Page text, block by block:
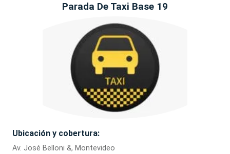
Parada De Taxi Base 19
Ubicación y cobertura:
Av. José Belloni &, Montevideo